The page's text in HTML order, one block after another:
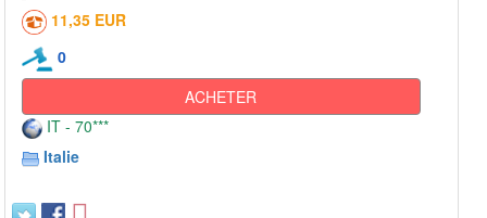
11,35 EUR
0
ACHETER
IT - 70***
Italie